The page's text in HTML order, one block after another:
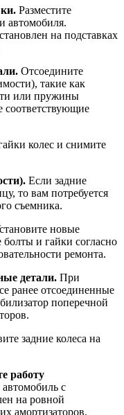
Разместите
автомобиля.
на подставках
Отсоедините
такие как
или пружины
соответствующие
колес и снимите
Если задние
то вам потребуется
съемника.
новые
и гайки согласно
ремонта.
детали. При
ранее отсоединенные
поперечной
задние колеса на
работу
с
на ровной
амортизаторов.